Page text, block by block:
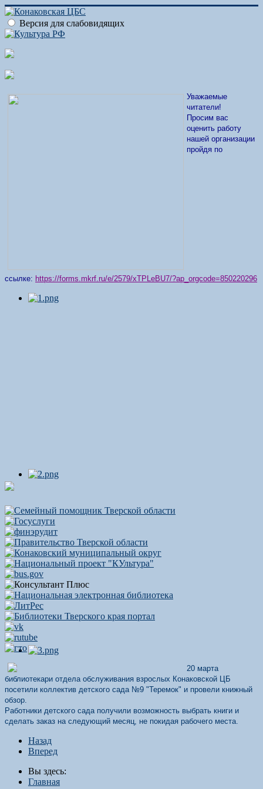
Версия для слабовидящих
Уважаемые
читатели!
Просим вас
оценить работу
нашей организации
пройдя по
ссылке: https://forms.mkrf.ru/e/2579/xTPLeBU7/?ap_orgcode=850220296
20 марта
библиотекари отдела обслуживания взрослых Конаковской ЦБ
посетили коллектив детского сада №9 "Теремок" и провели книжный
обзор.
Работники детского сада получили возможность выбрать книги и
сделать заказ на следующий месяц, не покидая рабочего места.
Назад
Вперед
Вы здесь:
Главная